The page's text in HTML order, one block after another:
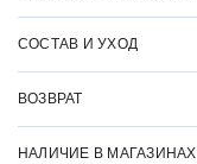
СОСТАВ И УХОД
ВОЗВРАТ
НАЛИЧИЕ В МАГАЗИНАХ